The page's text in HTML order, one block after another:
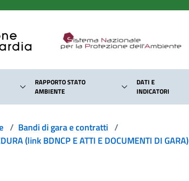
RAPPORTO STATO
AMBIENTE
DATI E
INDICATORI
/ Bandi di gara e contratti /
(link BDNCP E ATTI E DOCUMENTI DI GARA)